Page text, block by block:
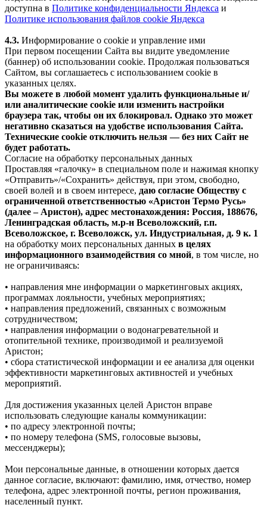
доступна в Политике конфиденциальности Яндекса и
Политике использования файлов cookie Яндекса
4.3. Информирование о cookie и управление ими
При первом посещении Сайта вы видите уведомление
(баннер) об использовании cookie. Продолжая пользоваться
Сайтом, вы соглашаетесь с использованием cookie в
указанных целях.
Вы можете в любой момент удалить функциональные и/
или аналитические cookie или изменить настройки
браузера так, чтобы он их блокировал. Однако это может
негативно сказаться на удобстве использования Сайта.
Технические cookie отключить нельзя — без них Сайт не
будет работать.
Согласие на обработку персональных данных
Проставляя «галочку» в специальном поле и нажимая кнопку
«Отправить»/«Сохранить» действуя, при этом, свободно,
своей волей и в своем интересе, даю согласие Обществу с
ограниченной ответственностью «Аристон Термо Русь»
(далее – Аристон), адрес местонахождения: Россия, 188676,
Ленинградская область, м.р-н Всеволожский, г.п.
Всеволожское, г. Всеволожск, ул. Индустриальная, д. 9 к. 1
на обработку моих персональных данных в целях
информационного взаимодействия со мной, в том числе, но
не ограничиваясь:
• направления мне информации о маркетинговых акциях,
программах лояльности, учебных мероприятиях;
• направления предложений, связанных с возможным
сотрудничеством;
• направления информации о водонагревательной и
отопительной технике, производимой и реализуемой
Аристон;
• сбора статистической информации и ее анализа для оценки
эффективности маркетинговых активностей и учебных
мероприятий.
Для достижения указанных целей Аристон вправе
использовать следующие каналы коммуникации:
• по адресу электронной почты;
• по номеру телефона (SMS, голосовые вызовы,
мессенджеры);
Мои персональные данные, в отношении которых дается
данное согласие, включают: фамилию, имя, отчество, номер
телефона, адрес электронной почты, регион проживания,
населенный пункт.